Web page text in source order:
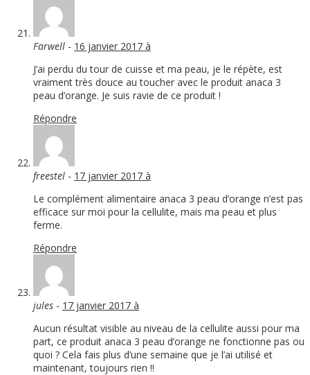
Farwell - 16 janvier 2017 à
J’ai perdu du tour de cuisse et ma peau, je le répète, est
vraiment très douce au toucher avec le produit anaca 3
peau d’orange. Je suis ravie de ce produit !
Répondre
freestel - 17 janvier 2017 à
Le complément alimentaire anaca 3 peau d’orange n’est pas
efficace sur moi pour la cellulite, mais ma peau et plus
ferme.
Répondre
jules - 17 janvier 2017 à
Aucun résultat visible au niveau de la cellulite aussi pour ma
part, ce produit anaca 3 peau d’orange ne fonctionne pas ou
quoi ? Cela fais plus d’une semaine que je l’ai utilisé et
maintenant, toujours rien !!